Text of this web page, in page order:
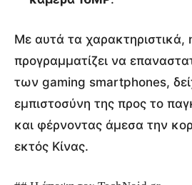
Με αυτά τα χαρακτηριστικά,
προγραμματίζει να
των gaming smartphones,
εμπιστοσύνη της προς το
και φέρνοντας άμεσα την
εκτός Κίνας.